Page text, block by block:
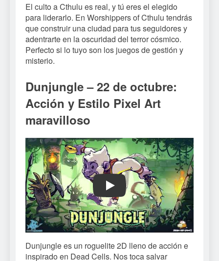
El culto a Cthulu es real, y tú eres el elegido
para liderarlo. En Worshippers of Cthulu tendrás
que construir una ciudad para tus seguidores y
adentrarte en la oscuridad del terror cósmico.
Perfecto si lo tuyo son los juegos de gestión y
misterio.
Dunjungle – 22 de octubre:
Acción y Estilo Pixel Art
maravilloso
Play
Dunjungle es un roguelite 2D lleno de acción e
inspirado en Dead Cells. Nos toca salvar